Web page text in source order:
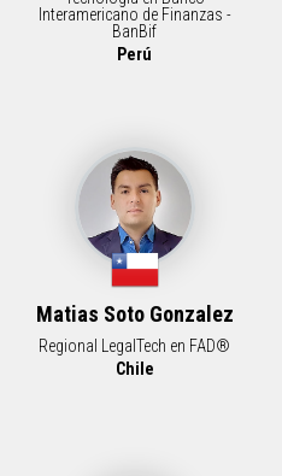
Interamericano de Finanzas -
BanBif
Perú
Matias Soto Gonzalez
Regional LegalTech en FAD®
Chile